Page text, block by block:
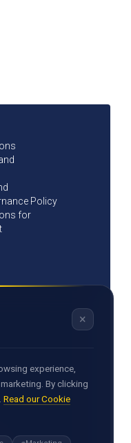
×
experience,
By clicking
Read our Cookie
Policy
for